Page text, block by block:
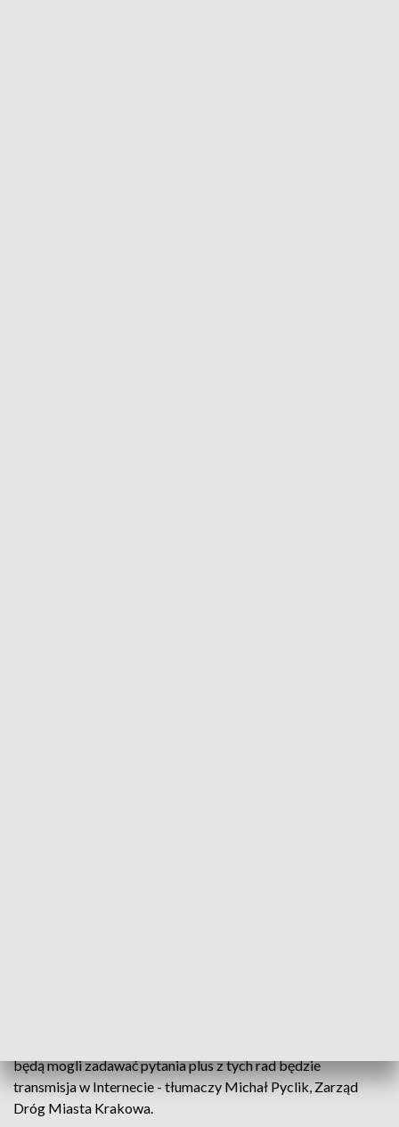
będą mogli zadawać pytania plus z tych rad będzie
transmisja w Internecie - tłumaczy Michał Pyclik, Zarząd
Dróg Miasta Krakowa.